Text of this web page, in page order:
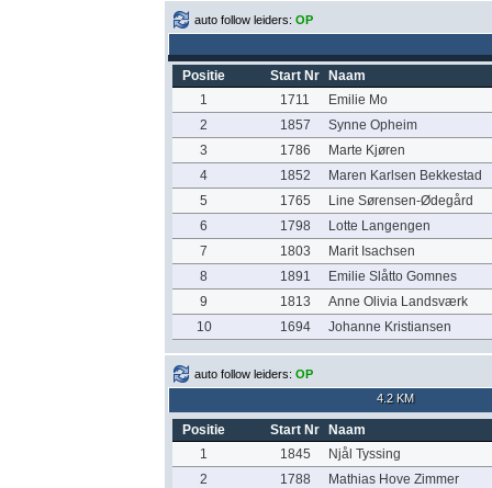
auto follow leiders: OP
Positie Start Nr
Naam
1
1711
Emilie Mo
2
1857
Synne Opheim
3
1786
Marte Kjøren
4
1852
Maren Karlsen Bekkestad
5
1765
Line Sørensen-Ødegård
6
1798
Lotte Langengen
7
1803
Marit Isachsen
8
1891
Emilie Slåtto Gomnes
9
1813
Anne Olivia Landsværk
10
1694 Johanne Kristiansen
auto follow leiders: OP
4.2 KM
Positie Start Nr
Naam
1
1845
Njål Tyssing
2
1788
Mathias Hove Zimmer